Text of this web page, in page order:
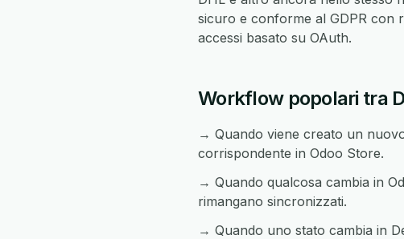
sicuro e conforme al GDPR con
accessi basato su OAuth.
Workflow popolari tra
→ Quando viene creato un
corrispondente in Odoo Store.
→ Quando qualcosa cambia in
rimangano sincronizzati.
→ Quando uno stato cambia in